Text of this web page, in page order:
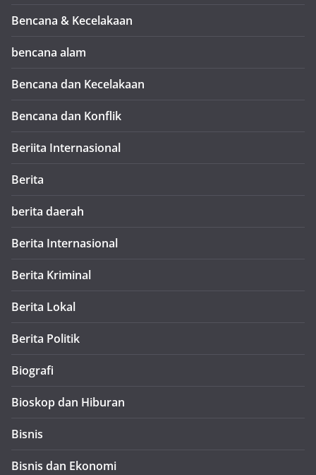
Bencana & Kecelakaan
bencana alam
Bencana dan Kecelakaan
Bencana dan Konflik
Beriita Internasional
Berita
berita daerah
Berita Internasional
Berita Kriminal
Berita Lokal
Berita Politik
Biografi
Bioskop dan Hiburan
Bisnis
Bisnis dan Ekonomi